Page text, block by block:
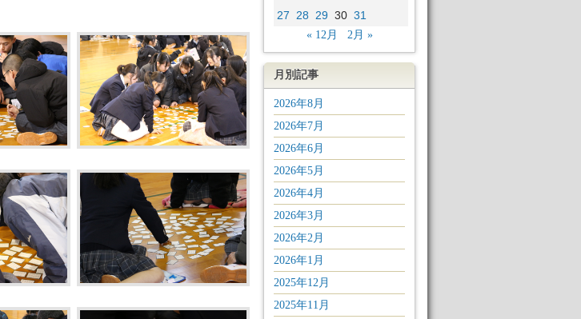
27
28 29 30 31
« 12月 2月 »
月別記事
2026年8月
2026年7月
2026年6月
2026年5月
2026年4月
2026年3月
2026年2月
2026年1月
2025年12月
2025年11月